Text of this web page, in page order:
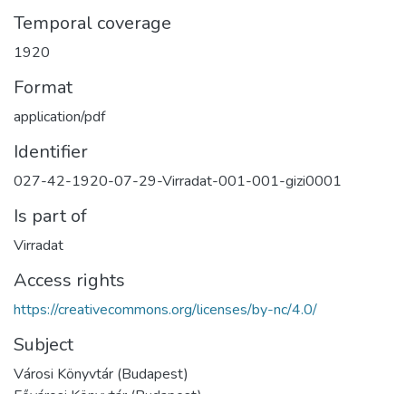
Temporal coverage
1920
Format
application/pdf
Identifier
027-42-1920-07-29-Virradat-001-001-gizi0001
Is part of
Virradat
Access rights
https://creativecommons.org/licenses/by-nc/4.0/
Subject
Városi Könyvtár (Budapest)